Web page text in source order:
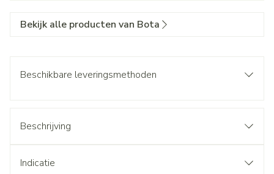
Bekijk alle producten van Bota
Beschikbare leveringsmethoden
Beschrijving
Indicatie